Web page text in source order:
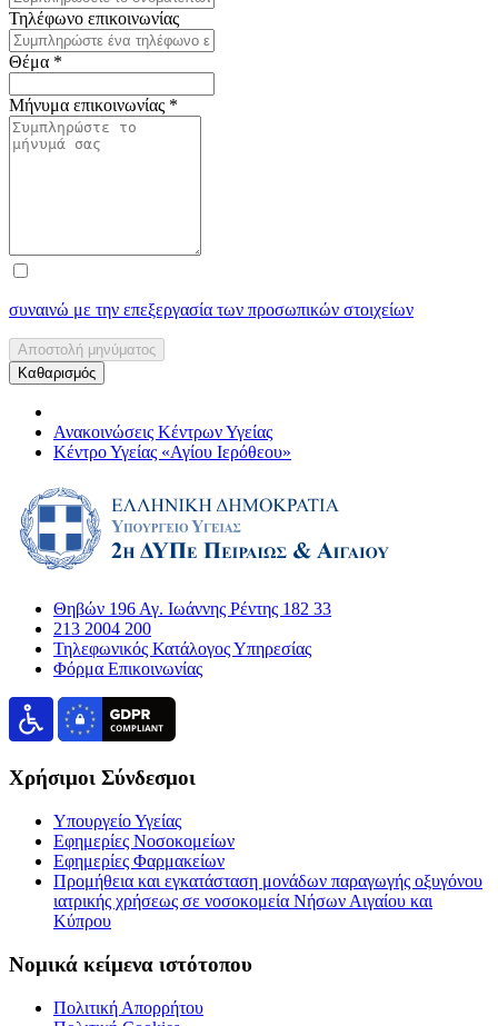
Τηλέφωνο επικοινωνίας
Θέμα *
Μήνυμα επικοινωνίας *
συναινώ με την επεξεργασία των προσωπικών στοιχείων
Αποστολή μηνύματος
Καθαρισμός
Ανακοινώσεις Κέντρων Υγείας
Κέντρο Υγείας «Αγίου Ιερόθεου»
Θηβών 196 Αγ. Ιωάννης Ρέντης 182 33
213 2004 200
Τηλεφωνικός Κατάλογος Υπηρεσίας
Φόρμα Επικοινωνίας
Χρήσιμοι Σύνδεσμοι
Υπουργείο Υγείας
Εφημερίες Νοσοκομείων
Εφημερίες Φαρμακείων
Προμήθεια και εγκατάσταση μονάδων παραγωγής οξυγόνου
ιατρικής χρήσεως σε νοσοκομεία Νήσων Αιγαίου και
Κύπρου
Νομικά κείμενα ιστότοπου
Πολιτική Απορρήτου